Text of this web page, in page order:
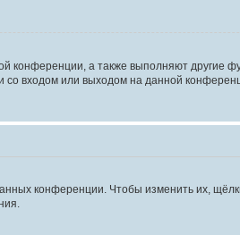
конференции, а также выполняют другие
входом или выходом на данной
конференции. Чтобы изменить их,